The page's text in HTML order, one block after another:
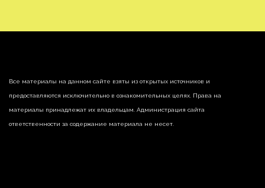
Все материалы на данном сайте взяты из открытых источников и
предоставляются исключительно в ознакомительных целях. Права на
материалы принадлежат их владельцам. Администрация сайта
ответственности за содержание материала не несет.